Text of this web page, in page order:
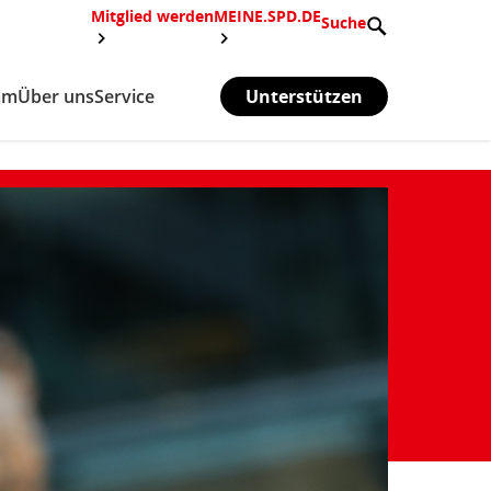
Mitglied werdenMEINE.SPD.DESuche
Über unsService Unterstützen